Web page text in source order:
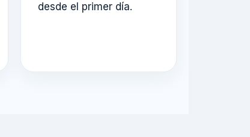
desde el primer día.